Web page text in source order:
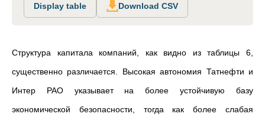
Display table Download CSV
Структура капитала компаний, как видно из таблицы 6,
существенно различается. Высокая автономия Татнефти и
Интер РАО указывает на более устойчивую базу
экономической безопасности, тогда как более слабая